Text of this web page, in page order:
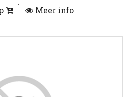
Meer info